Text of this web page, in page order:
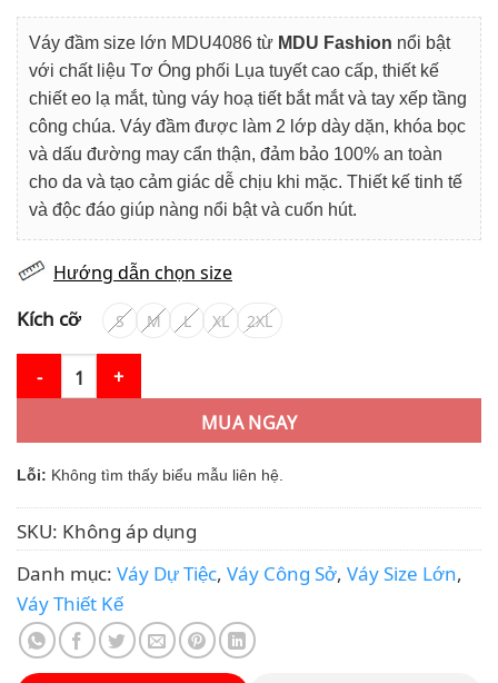
là:
826.000₫.
tại
là:
605.000₫.
Váy đầm size lớn MDU4086 từ MDU Fashion nổi bật
với chất liệu Tơ Óng phối Lụa tuyết cao cấp, thiết kế
chiết eo lạ mắt, tùng váy hoạ tiết bắt mắt và tay xếp tầng
công chúa. Váy đầm được làm 2 lớp dày dặn, khóa bọc
và dấu đường may cẩn thận, đảm bảo 100% an toàn
cho da và tạo cảm giác dễ chịu khi mặc. Thiết kế tinh tế
và độc đáo giúp nàng nổi bật và cuốn hút.
Hướng dẫn chọn size
Kích cỡ S M L XL 2XL
Váy Thiết Kế MDU4086 Hoạ Tiết Tùng Váy Bắt Mắt Tay Xếp
MUA NGAY
Lỗi: Không tìm thấy biểu mẫu liên hệ.
SKU:Không áp dụng
Danh mục:Váy Dự Tiệc,Váy Công Sở,Váy Size Lớn,
Váy Thiết Kế